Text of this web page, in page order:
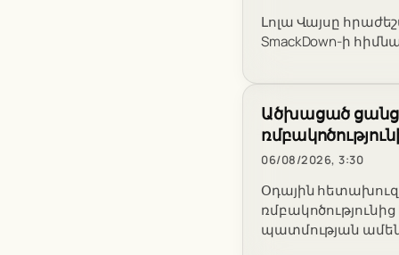
Լոլա Վայսը
SmackDown-ի
Ածխացած
06/08/2026, 3:30
Օդային
պատմության